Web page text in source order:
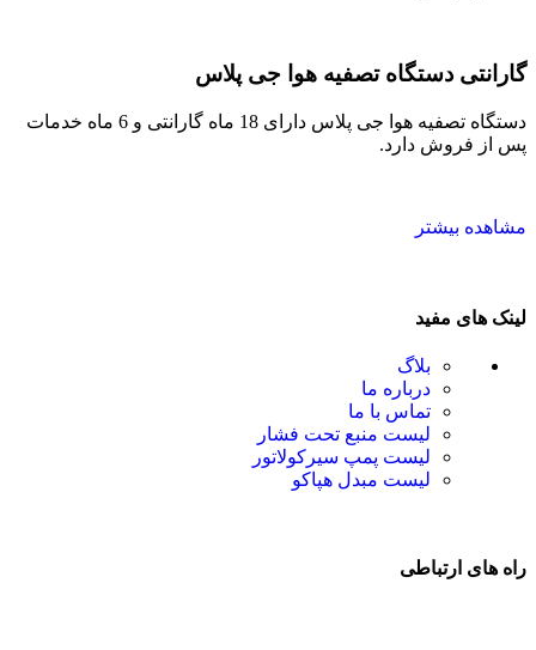
گارانتی دستگاه تصفیه هوا جی پلاس
دستگاه تصفیه هوا جی پلاس دارای 18 ماه گارانتی و 6 ماه خدمات
پس از فروش دارد.
مشاهده بیشتر
لینک های مفید
بلاگ
درباره ما
تماس با ما
لیست منبع تحت فشار
لیست پمپ سیرکولاتور
لیست مبدل هپاکو
راه های ارتباطی